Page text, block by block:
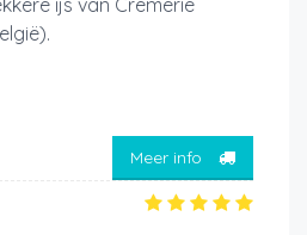
ijs van Cremerie
Meer info